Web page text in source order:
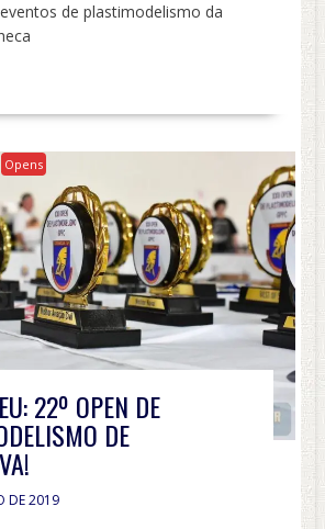
de plastimodelismo da
Opens
22º OPEN DE
DE
DE 2019